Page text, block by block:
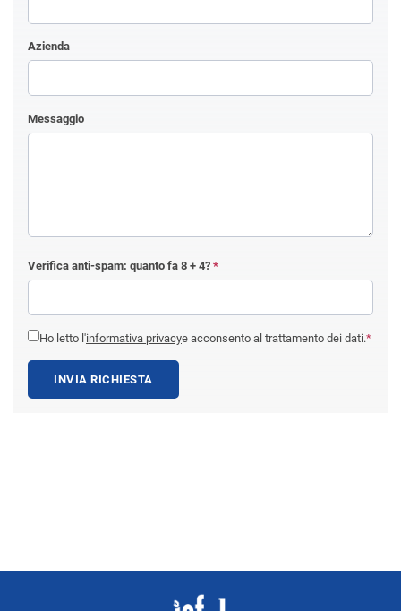
Azienda
Messaggio
Verifica anti-spam: quanto fa 8 + 4? *
Ho letto l'informativa privacye acconsento al trattamento dei dati.*
INVIA RICHIESTA